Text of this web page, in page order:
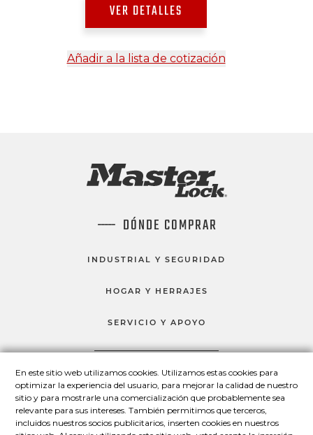
En este sitio web utilizamos cookies. Utilizamos estas cookies para
optimizar la experiencia del usuario, para mejorar la calidad de nuestro
sitio y para mostrarle una comercialización que probablemente sea
relevante para sus intereses. También permitimos que terceros,
incluidos nuestros socios publicitarios, inserten cookies en nuestros
VER DETALLES
Añadir a la lista de cotización
DÓNDE COMPRAR
INDUSTRIAL Y SEGURIDAD
HOGAR Y HERRAJES
SERVICIO Y APOYO
HABLEMOS
Master Lock en Facebook
Master Lock en LinkedIn
Master Lock en Twitter
Master Lock en